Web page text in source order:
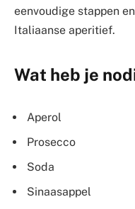
eenvoudige stappen
Italiaanse aperitief.
Wat heb je
Aperol
Prosecco
Soda
Sinaasappel